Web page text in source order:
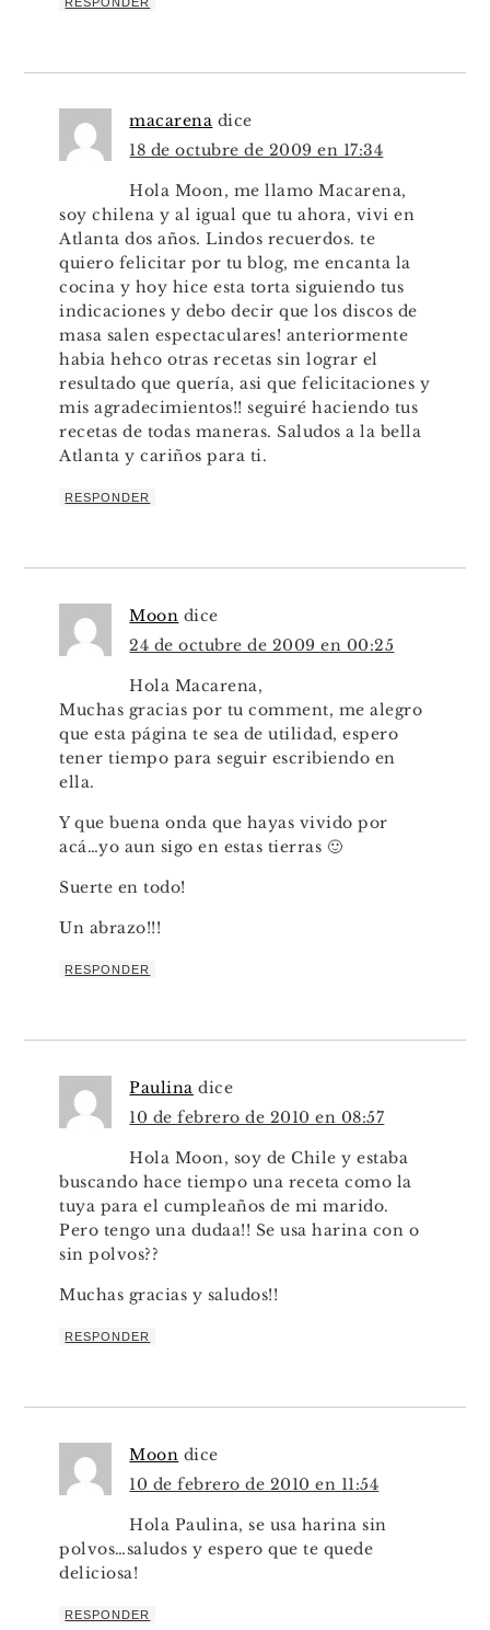
macarena dice
18 de octubre de 2009 en 17:34
Hola Moon, me llamo Macarena,
soy chilena y al igual que tu ahora, vivi en
Atlanta dos años. Lindos recuerdos. te
quiero felicitar por tu blog, me encanta la
cocina y hoy hice esta torta siguiendo tus
indicaciones y debo decir que los discos de
masa salen espectaculares! anteriormente
habia hehco otras recetas sin lograr el
resultado que quería, asi que felicitaciones y
mis agradecimientos!! seguiré haciendo tus
recetas de todas maneras. Saludos a la bella
Atlanta y cariños para ti.
RESPONDER
Moon dice
24 de octubre de 2009 en 00:25
Hola Macarena,
Muchas gracias por tu comment, me alegro
que esta página te sea de utilidad, espero
tener tiempo para seguir escribiendo en
ella.
Y que buena onda que hayas vivido por
acá…yo aun sigo en estas tierras 🙂
Suerte en todo!
Un abrazo!!!
RESPONDER
Paulina dice
10 de febrero de 2010 en 08:57
Hola Moon, soy de Chile y estaba
buscando hace tiempo una receta como la
tuya para el cumpleaños de mi marido.
Pero tengo una dudaa!! Se usa harina con o
sin polvos??
Muchas gracias y saludos!!
RESPONDER
Moon dice
10 de febrero de 2010 en 11:54
Hola Paulina, se usa harina sin
polvos…saludos y espero que te quede
deliciosa!
RESPONDER